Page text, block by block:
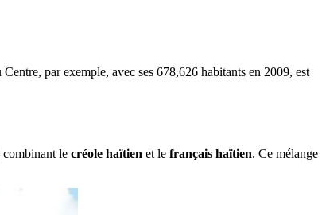
par exemple, avec ses 678,626 habitants en 2009, est
le créole haïtien et le français haïtien. Ce mélange